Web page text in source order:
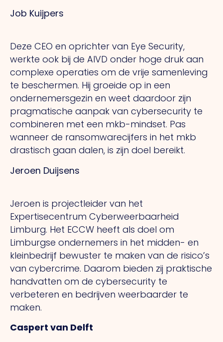
Job Kuijpers
Deze CEO en oprichter van Eye Security,
werkte ook bij de AIVD onder hoge druk aan
complexe operaties om de vrije samenleving
te beschermen. Hij groeide op in een
ondernemersgezin en weet daardoor zijn
pragmatische aanpak van cybersecurity te
combineren met een mkb-mindset. Pas
wanneer de ransomwarecijfers in het mkb
drastisch gaan dalen, is zijn doel bereikt.
Jeroen Duijsens
Jeroen is projectleider van het
Expertisecentrum Cyberweerbaarheid
Limburg. Het ECCW heeft als doel om
Limburgse ondernemers in het midden- en
kleinbedrijf bewuster te maken van de risico’s
van cybercrime. Daarom bieden zij praktische
handvatten om de cybersecurity te
verbeteren en bedrijven weerbaarder te
maken.
Caspert van Delft